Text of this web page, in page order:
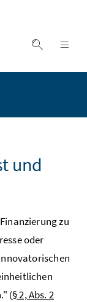
Suche
und
zu
oder
(§ 2,Abs. 2